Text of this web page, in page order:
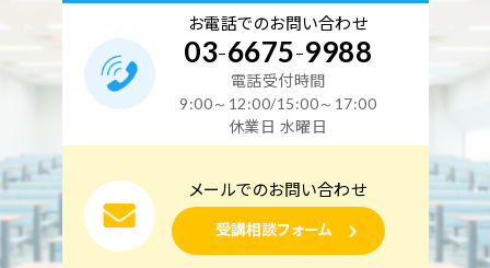
お電話でのお問い合わせ
03-6675-9988
電話受付時間
9:00～12:00/15:00～17:00
休業日 水曜日
メールでのお問い合わせ
受講相談フォーム